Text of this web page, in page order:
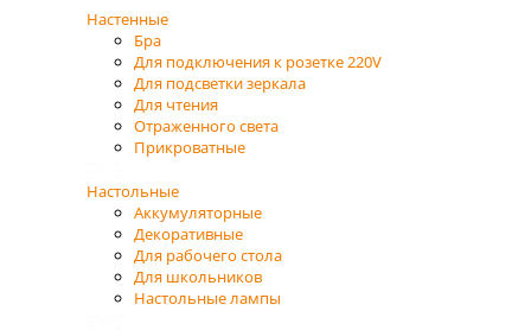
Настенные
Бра
Для подключения к розетке 220V
Для подсветки зеркала
Для чтения
Отраженного света
Прикроватные
Настольные
Аккумуляторные
Декоративные
Для рабочего стола
Для школьников
Настольные лампы